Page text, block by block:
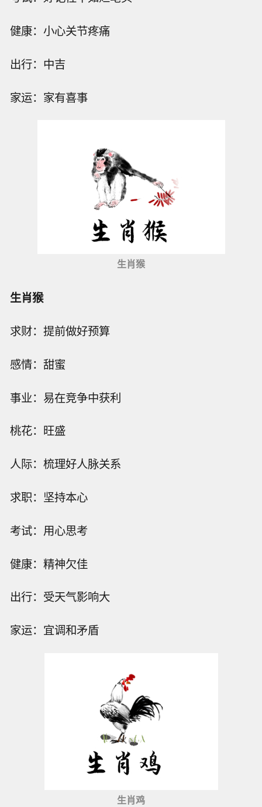
健康：小心关节疼痛
出行：中吉
家运：家有喜事
生肖猴
生肖猴
求财：提前做好预算
感情：甜蜜
事业：易在竞争中获利
桃花：旺盛
人际：梳理好人脉关系
求职：坚持本心
考试：用心思考
健康：精神欠佳
出行：受天气影响大
家运：宜调和矛盾
生肖鸡